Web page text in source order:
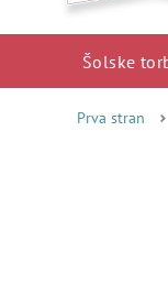
Šolske
Prva stran